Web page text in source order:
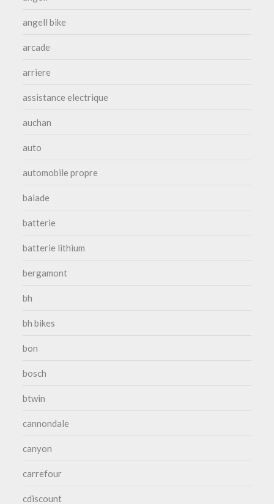
angell bike
arcade
arriere
assistance electrique
auchan
auto
automobile propre
balade
batterie
batterie lithium
bergamont
bh
bh bikes
bon
bosch
btwin
cannondale
canyon
carrefour
cdiscount